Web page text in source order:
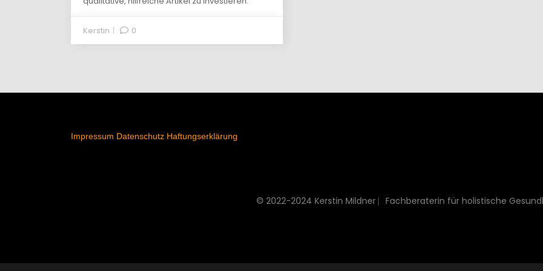
Kerstin 0
Impressum Datenschutz Haftungserklärung
© 2022-2024 Kerstin Mildner ⎸Fachberaterin für holistische